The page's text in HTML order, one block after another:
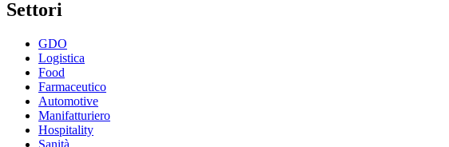
Settori
GDO
Logistica
Food
Farmaceutico
Automotive
Manifatturiero
Hospitality
Sanità